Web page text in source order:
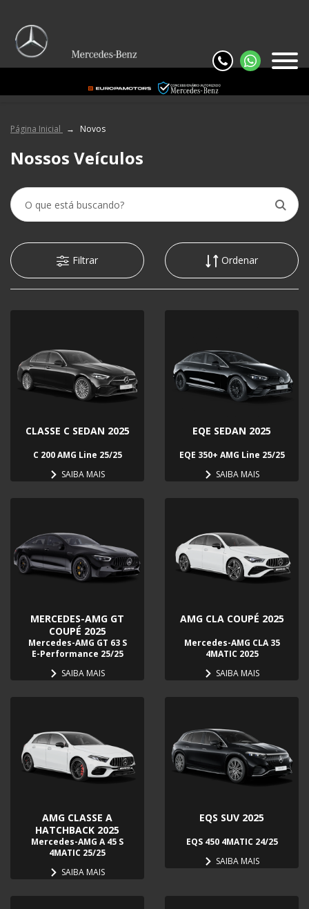
Página Inicial Novos
Nossos Veículos
Filtrar Ordenar
CLASSE C SEDAN 2025
C 200 AMG Line 25/25
SAIBA MAIS
EQE SEDAN 2025
EQE 350+ AMG Line 25/25
SAIBA MAIS
MERCEDES-AMG GT
COUPÉ 2025
Mercedes-AMG GT 63 S
E-Performance 25/25
SAIBA MAIS
AMG CLA COUPÉ 2025
Mercedes-AMG CLA 35
4MATIC 2025
SAIBA MAIS
AMG CLASSE A
HATCHBACK 2025
Mercedes-AMG A 45 S
4MATIC 25/25
SAIBA MAIS
EQS SUV 2025
EQS 450 4MATIC 24/25
SAIBA MAIS